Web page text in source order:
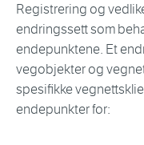
Registrering og
endringssett som
endepunktene. Et
vegobjekter og
spesifikke
endepunkter for: